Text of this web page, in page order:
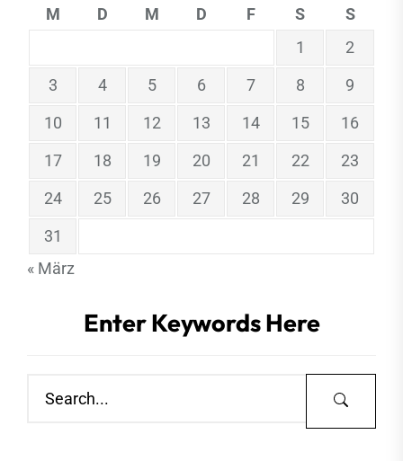
M D M D F S
S
1
2
3
4 5 6 7 8
9
10
11 12 13 14 15
16
17
18 19 20 21 22
23
24
25 26 27 28 29
30
31
« März
Enter Keywords Here